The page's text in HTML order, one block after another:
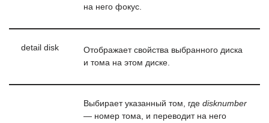
на него фокус.
detail disk
Отображает свойства выбранного диска
и тома на этом диске.
Выбирает указанный том, где disknumber
— номер тома, и переводит на него